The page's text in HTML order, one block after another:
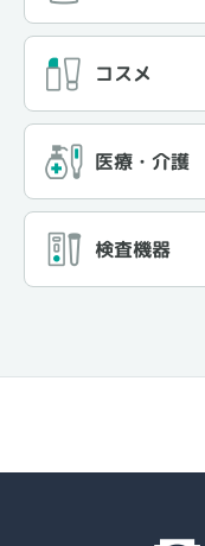
コスメ
医療・介護
検査機器